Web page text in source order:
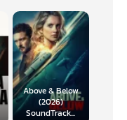
Above & Below
(2026)
SoundTrack...